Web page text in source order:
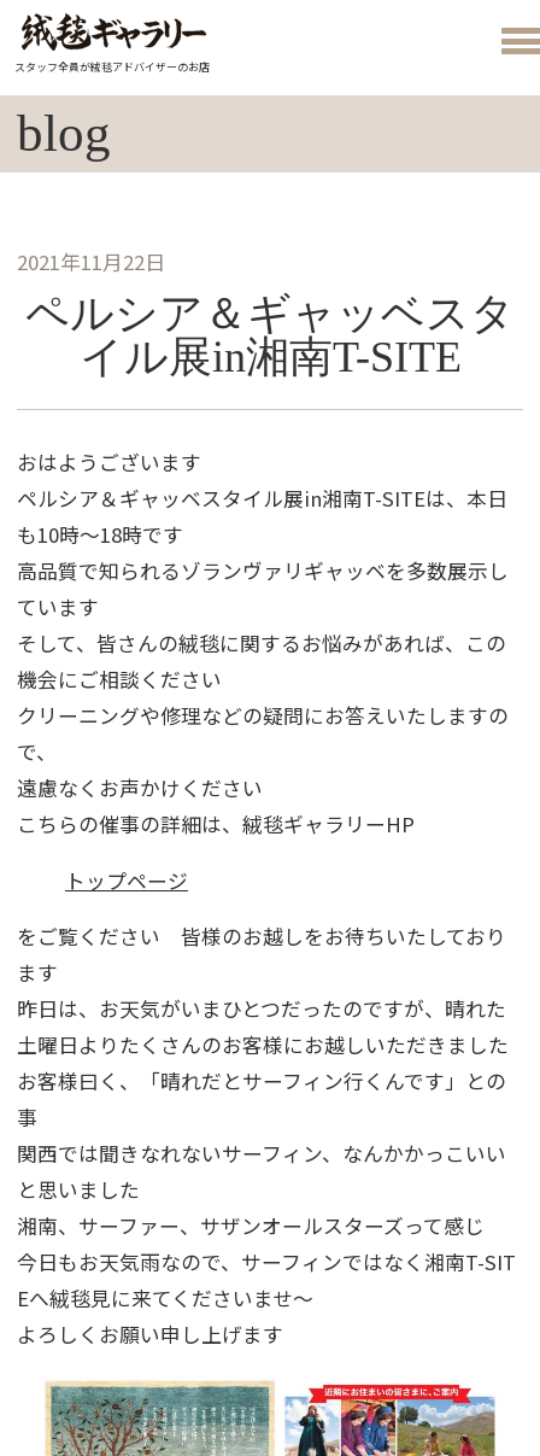
スタッフ全員が絨毯アドバイザーのお店
blog
2021年11月22日
ペルシア＆ギャッベスタ
イル展in湘南T-SITE
おはようございます
ペルシア＆ギャッベスタイル展in湘南T-SITEは、本日
も10時～18時です
高品質で知られるゾランヴァリギャッベを多数展示し
ています
そして、皆さんの絨毯に関するお悩みがあれば、この
機会にご相談ください
クリーニングや修理などの疑問にお答えいたしますの
で、
遠慮なくお声かけください
こちらの催事の詳細は、絨毯ギャラリーHP
トップページ
をご覧ください 皆様のお越しをお待ちいたしており
ます
昨日は、お天気がいまひとつだったのですが、晴れた
土曜日よりたくさんのお客様にお越しいただきました
お客様曰く、「晴れだとサーフィン行くんです」との
事
関西では聞きなれないサーフィン、なんかかっこいい
と思いました
湘南、サーファー、サザンオールスターズって感じ
今日もお天気雨なので、サーフィンではなく湘南T-SIT
Eへ絨毯見に来てくださいませ～
よろしくお願い申し上げます